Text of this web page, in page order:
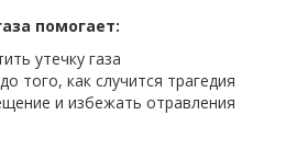
помогает:
утечку газа
того, как случится трагедия
и избежать отравления